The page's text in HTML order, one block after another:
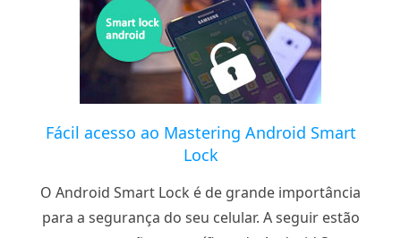
Fácil acesso ao Mastering Android Smart
Lock
O Android Smart Lock é de grande importância
para a segurança do seu celular. A seguir estão